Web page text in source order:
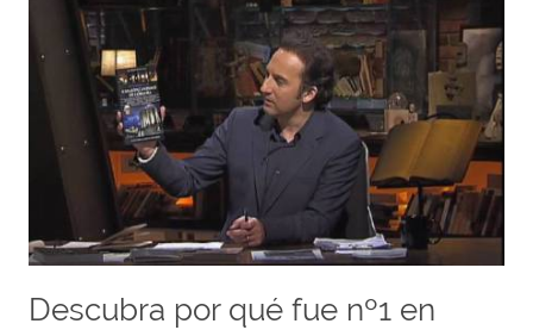
Descubra por qué fue nº1 en